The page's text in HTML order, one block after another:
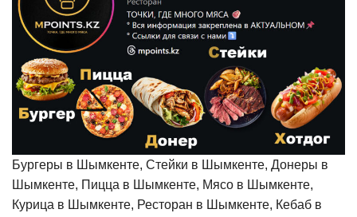
Бургеры в Шымкенте, Стейки в Шымкенте, Донеры в
Шымкенте, Пицца в Шымкенте, Мясо в Шымкенте,
Курица в Шымкенте, Ресторан в Шымкенте, Кебаб в